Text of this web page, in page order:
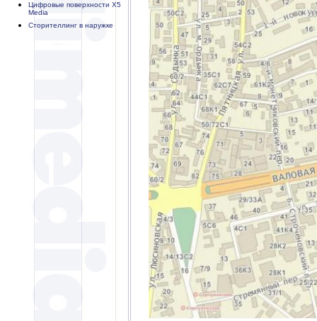
Цифровые поверхности X5
Media
Сторителлинг в наружке